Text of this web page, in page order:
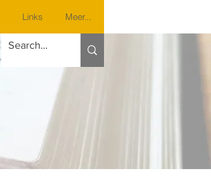
Links Meer...